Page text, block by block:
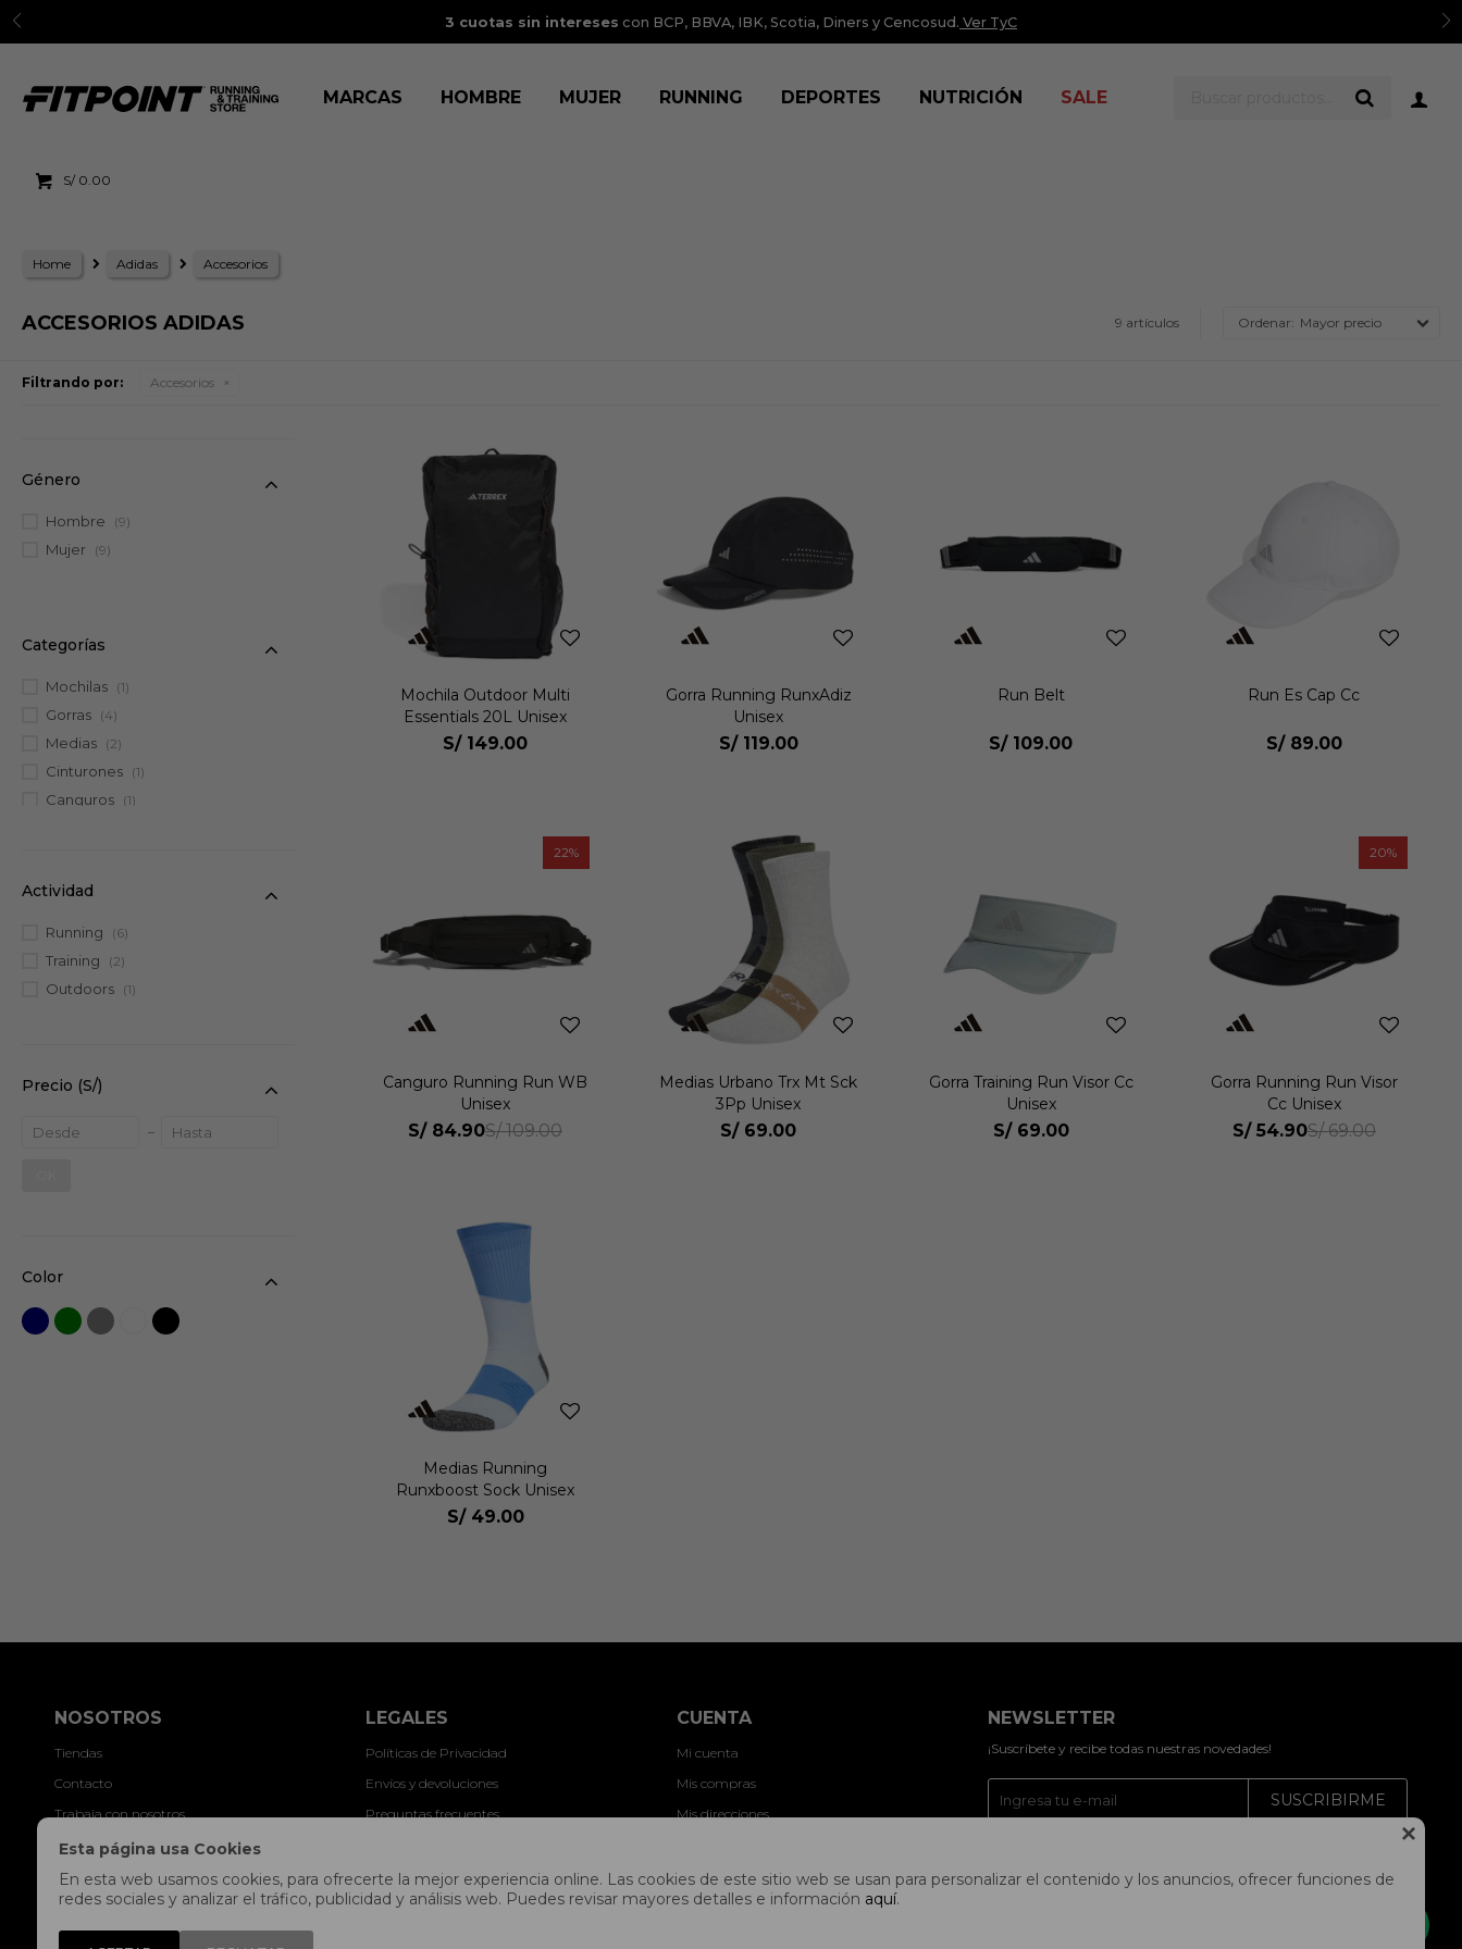

Esta página usa Cookies
En esta web usamos cookies, para ofrecerte la mejor experiencia online. Las cookies de este sitio web se usan para personalizar el contenido y los anuncios, ofrecer funciones de
redes sociales y analizar el tráfico, publicidad y análisis web. Puedes revisar mayores detalles e información aquí.
3 cuotas sin intereses con BCP, BBVA, IBK, Scotia, Diners y Cencosud. Ver TyC
MARCAS HOMBRE MUJER RUNNING DEPORTES NUTRICIÓN SALE
S/ 0.00
Home Adidas Accesorios
ACCESORIOS ADIDAS 9 artículos Mayor precio
Filtrando por: Accesorios
Mochila Outdoor Multi
Essentials 20L Unisex
S/ 149.00
Gorra Running RunxAdiz
Unisex
S/ 119.00
Run Belt
S/ 109.00
Run Es Cap Cc
S/ 89.00
22
Canguro Running Run WB
Unisex
S/ 84.90S/ 109.00
Medias Urbano Trx Mt Sck
3Pp Unisex
S/ 69.00
Gorra Training Run Visor Cc
Unisex
S/ 69.00
20
Gorra Running Run Visor
Cc Unisex
S/ 54.90S/ 69.00
Medias Running
Runxboost Sock Unisex
S/ 49.00
Categorías
Mochilas (1)
Gorras (4)
Medias (2)
Cinturones (1)
Canguros (1)
Precio (S/)
Género
Hombre (9)
Mujer (9)
Color
Actividad
Running (6)
Training (2)
Outdoors (1)
NOSOTROS
Tiendas
Contacto
Trabaja con nosotros
Libro de reclamaciones
LEGALES
Políticas de Privacidad
Envíos y devoluciones
Preguntas frecuentes
Legales y Promociones
CUENTA
Mi cuenta
Mis compras
Mis direcciones
NEWSLETTER
¡Suscríbete y recibe todas nuestras novedades!
SUSCRIBIRME